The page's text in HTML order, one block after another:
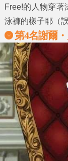
Free!的人物穿
泳褲的樣子耶（
第4名謝爾